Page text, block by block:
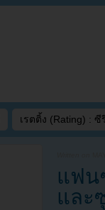
เรตติ้ง (Rating) : ซี
แฟน
และ